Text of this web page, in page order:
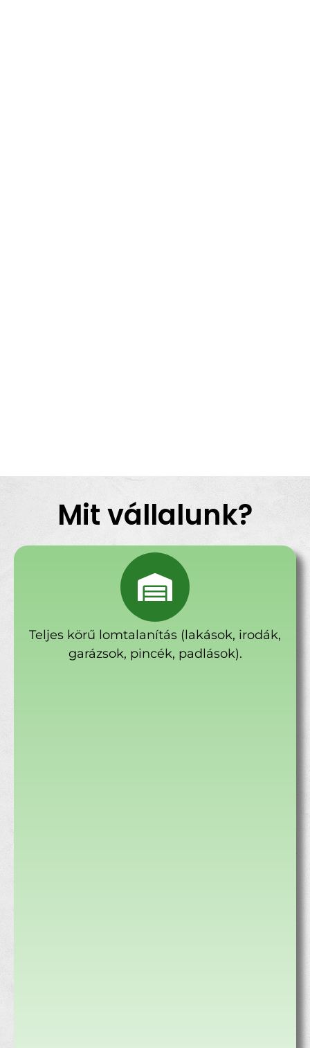
Mit vállalunk?
Teljes körű lomtalanítás (lakások, irodák,
garázsok, pincék, padlások).